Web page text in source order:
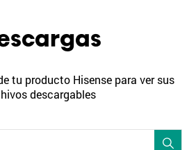
tu producto Hisense para ver sus
descargables